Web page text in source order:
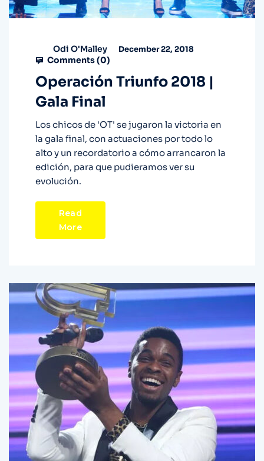
Odi O'Malley December 22, 2018
Comments (0)
Operación Triunfo 2018 |
Gala Final
Los chicos de 'OT' se jugaron la victoria en
la gala final, con actuaciones por todo lo
alto y un recordatorio a cómo arrancaron la
edición, para que pudieramos ver su
evolución.
Read
More